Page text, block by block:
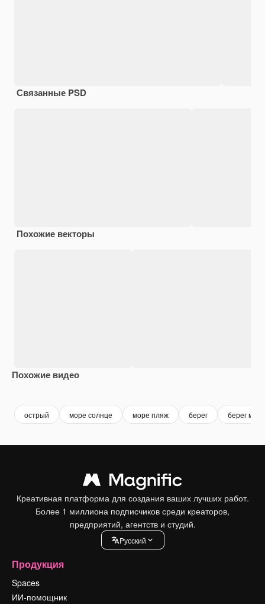
Связанные PSD
Похожие векторы
Похожие видео
острый море солнце море пляж берег берег моря
Креативная платформа для создания ваших лучших работ.
Более 1 миллиона подписчиков среди креаторов,
предприятий, агентств и студий.
Pусский
Продукция
Spaces
ИИ-помощник